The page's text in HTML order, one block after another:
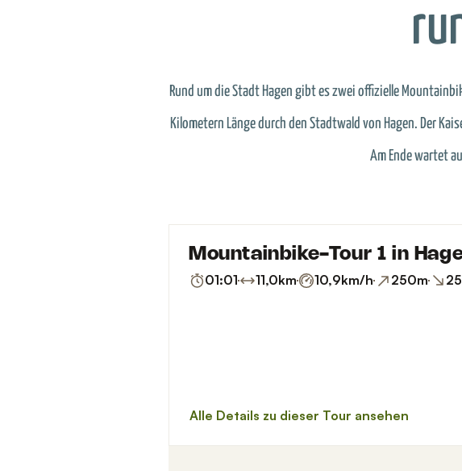
Rund um die Stadt Hagen gibt es zwei offizielle
Kilometern Länge durch den Stadtwald von Hagen. Der
Am Ende wartet